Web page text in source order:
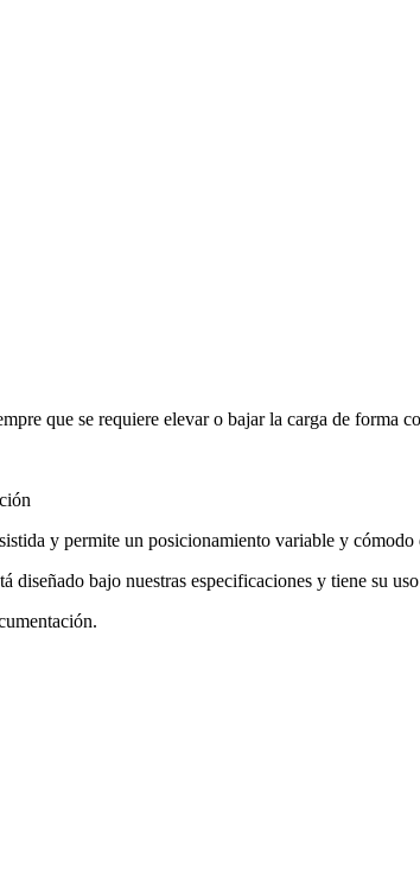
que se requiere elevar o bajar la carga de forma
y permite un posicionamiento variable y
bajo nuestras especificaciones y tiene su